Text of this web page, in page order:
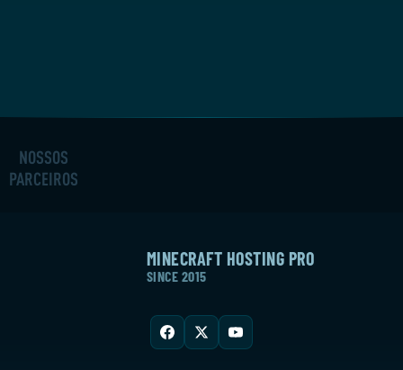
NOSSOS
PARCEIROS
MINECRAFT HOSTING PRO
SINCE 2015